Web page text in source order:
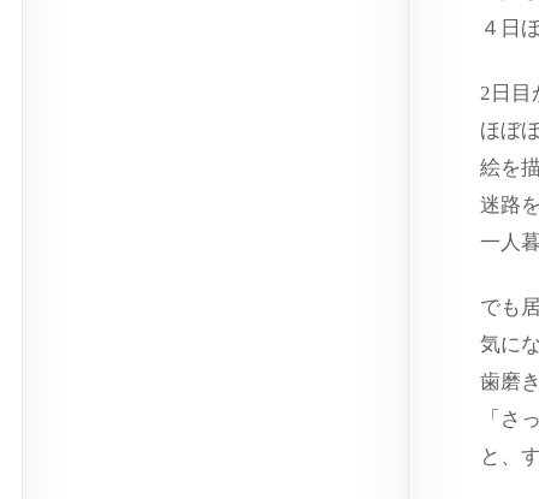
４日
2日目
ほぼ
絵を
迷路
一人
でも
気に
歯磨
「さ
と、